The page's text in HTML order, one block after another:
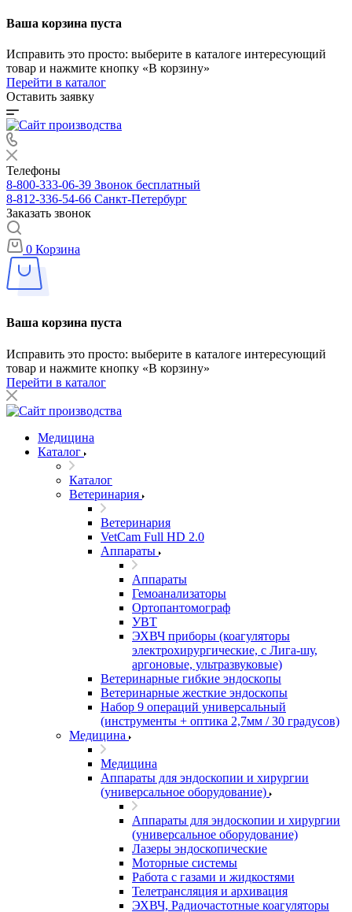
Ваша корзина пуста
Исправить это просто: выберите в каталоге интересующий
товар и нажмите кнопку «В корзину»
Перейти в каталог
Оставить заявку
Телефоны
8-800-333-06-39 Звонок бесплатный
8-812-336-54-66 Санкт-Петербург
Заказать звонок
0 Корзина
Ваша корзина пуста
Исправить это просто: выберите в каталоге интересующий
товар и нажмите кнопку «В корзину»
Перейти в каталог
Медицина
Каталог
Каталог
Ветеринария
Ветеринария
VetCam Full HD 2.0
Аппараты
Аппараты
Гемоанализаторы
Ортопантомограф
УВТ
ЭХВЧ приборы (коагуляторы
электрохирургические, с Лига-шу,
аргоновые, ультразвуковые)
Ветеринарные гибкие эндоскопы
Ветеринарные жесткие эндоскопы
Набор 9 операций универсальный
(инструменты + оптика 2,7мм / 30 градусов)
Медицина
Медицина
Аппараты для эндоскопии и хирургии
(универсальное оборудование)
Аппараты для эндоскопии и хирургии
(универсальное оборудование)
Лазеры эндоскопические
Моторные системы
Работа с газами и жидкостями
Телетрансляция и архивация
ЭХВЧ, Радиочастотные коагуляторы